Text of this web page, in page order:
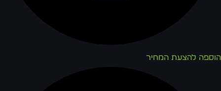
הוספה להצעת המחיר